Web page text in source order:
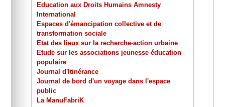
Education aux Droits Humains Amnesty
International
Espaces d'émancipation collective et de
transformation sociale
Etat des lieux sur la recherche-action urbaine
Etude sur les associations jeunesse éducation
populaire
Journal d'Itinérance
Journal de bord d'un voyage dans l'espace
public
La ManuFabriK